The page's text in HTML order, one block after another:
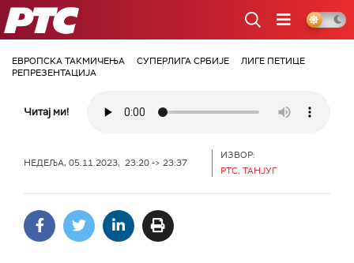
РТС
ЕВРОПСКА ТАКМИЧЕЊА СУПЕРЛИГА СРБИЈЕ
ЛИГЕ ПЕТИЦЕ
РЕПРЕЗЕНТАЦИЈА
Читај ми!
НЕДЕЉА, 05.11.2023, 23:20 -> 23:37
ИЗВОР:
РТС, ТАНЈУГ